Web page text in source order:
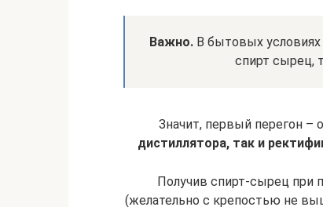
Важно.В бытовых условиях
спирт сырец,
Значит, первый перегон –
дистиллятора, так и
Получив спирт-сырец при
(желательно с крепостью не